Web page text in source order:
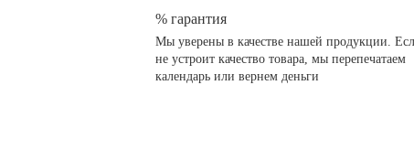
% гарантия
Мы уверены в качестве нашей продукции.
не устроит качество товара, мы перепечатаем
календарь или вернем деньги